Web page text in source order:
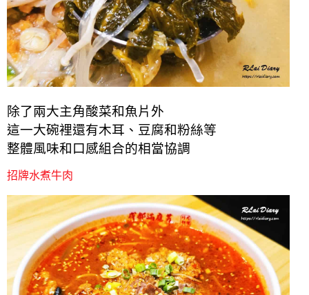
除了兩大主角酸菜和魚片外
這一大碗裡還有木耳、豆腐和粉絲等
整體風味和口感組合的相當協調
招牌水煮牛肉